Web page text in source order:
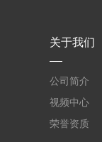
关于我们
公司简介
视频中心
荣誉资质